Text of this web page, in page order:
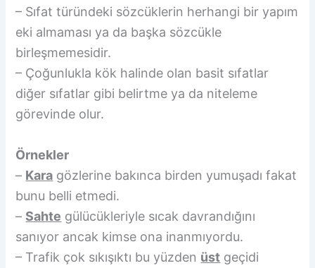
– Sıfat türündeki sözcüklerin herhangi bir yapım
eki almaması ya da başka sözcükle
birleşmemesidir.
– Çoğunlukla kök halinde olan basit sıfatlar
diğer sıfatlar gibi belirtme ya da niteleme
görevinde olur.
Örnekler
– Kara gözlerine bakınca birden yumuşadı fakat
bunu belli etmedi.
– Sahte gülücükleriyle sıcak davrandığını
sanıyor ancak kimse ona inanmıyordu.
– Trafik çok sıkışıktı bu yüzden üst geçidi